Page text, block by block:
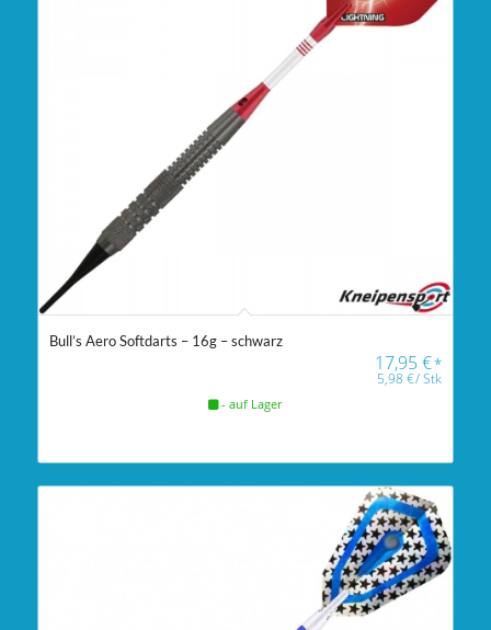
Bull’s Aero Softdarts – 16g – schwarz
17,95€*
5,98€/Stk
- auf Lager